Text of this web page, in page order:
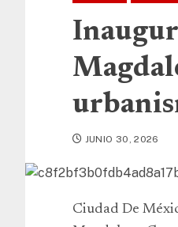
JUNIO 30, 2026
Ciudad De